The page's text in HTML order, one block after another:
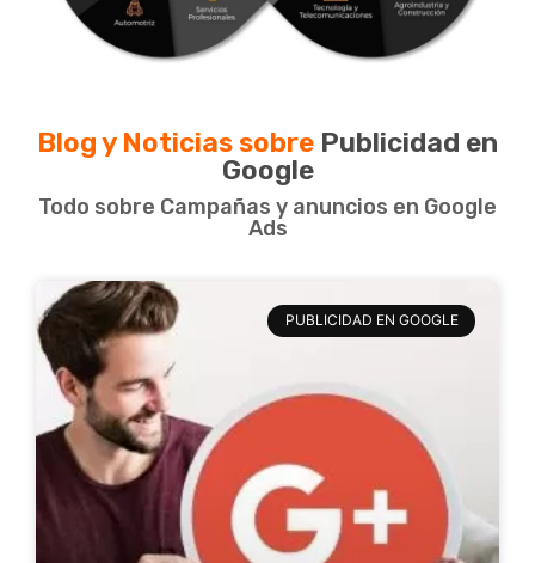
Blog y Noticias sobre Publicidad en
Google
Todo sobre Campañas y anuncios en Google
Ads
PUBLICIDAD EN GOOGLE